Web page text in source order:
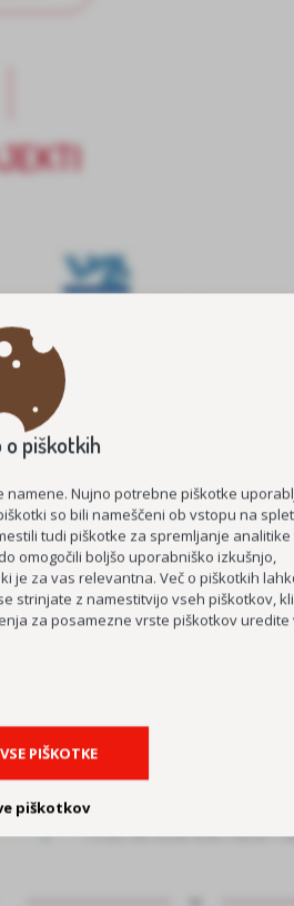
MEDGENERACIJSKO POVEZOVANJE
ČUTIM – ŽIVIM
DEMENCI PRIJAZNA
MEDGENERACIJSKO SREDIŠČE PRI
MREŽA BREZPLAČNIH E-
o piškotkih
Nujno potrebne piškotke
so bili nameščeni ob vstopu na
tudi piškotke za spremljanje
omogočili boljšo uporabniško izkušnjo,
je za vas relevantna. Več o piškotkih
strinjate z namestitvijo vseh piškotkov,
za posamezne vrste piškotkov uredite
PIŠKOTKE
piškotkov